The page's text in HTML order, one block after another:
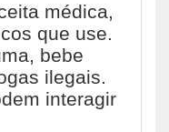
médica,
que use.
bebe
ilegais.
interagir